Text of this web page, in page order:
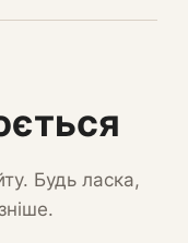
Будь ласка,